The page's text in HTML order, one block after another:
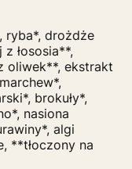
ryba*, drożdże
łososia**,
oliwek**, ekstrakt
brokuły*,
nasiona
algi
**tłoczony na